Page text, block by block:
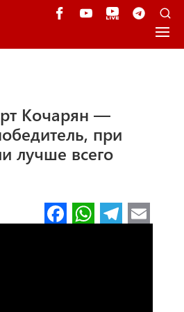
Кочарян —
при
лучше всего
Fa W Te